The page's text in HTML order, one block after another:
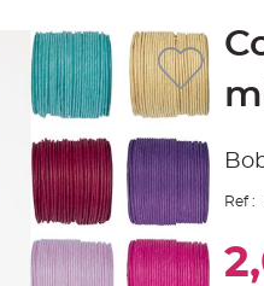
Ref :